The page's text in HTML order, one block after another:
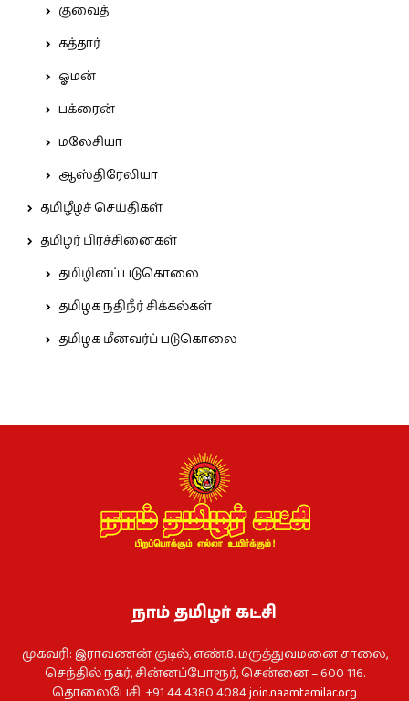
குவைத்
கத்தார்
ஓமன்
பக்ரைன்
மலேசியா
ஆஸ்திரேலியா
தமிழீழச் செய்திகள்
தமிழர் பிரச்சினைகள்
தமிழினப் படுகொலை
தமிழக நதிநீர் சிக்கல்கள்
தமிழக மீனவர்ப் படுகொலை
நாம் தமிழர் கட்சி
முகவரி: இராவணன் குடில், எண்.8. மருத்துவமனை சாலை,
செந்தில் நகர், சின்னப்போரூர், சென்னை – 600 116.
தொலைபேசி: +91 44 4380 4084join.naamtamilar.org